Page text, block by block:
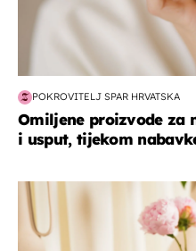
POKROVITELJ SPAR HRVATSKA
Omiljene proizvode za
i usput, tijekom
moda & ljepota